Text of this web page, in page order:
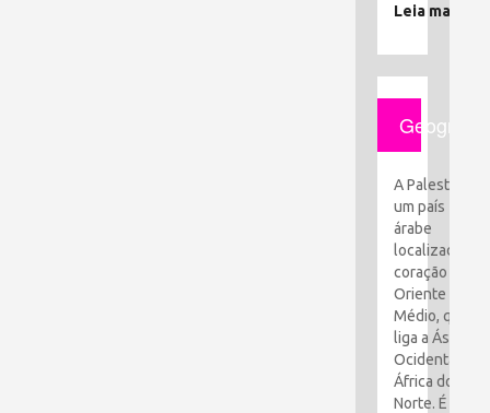
Leia mais
Geografia
A Palestina é
um país
árabe
localizado no
coração do
Oriente
Médio, que
liga a Ásia
Ocidental e a
África do
Norte. É um